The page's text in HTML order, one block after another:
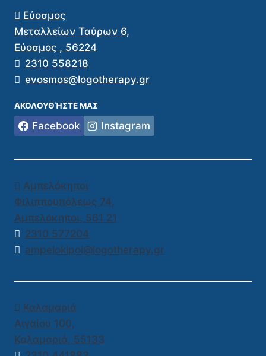
Εύοσμος
Μεταλλείων Ταύρων 6,
Εύοσμος , 56224
2310 558218
evosmos@logotherapy.gr
ΑΚΟΛΟΥΘΉΣΤΕ ΜΑΣ
Facebook Instagram
Αμπελόκηποι
Φιλιππουπόλεως 74,
Αμπελόκηποι, 561 21
2310 577204
ampelokipoi@logotherapy.gr
Καλαμαριά
Αιγαίου 100,
Καλαμαριά, 55133